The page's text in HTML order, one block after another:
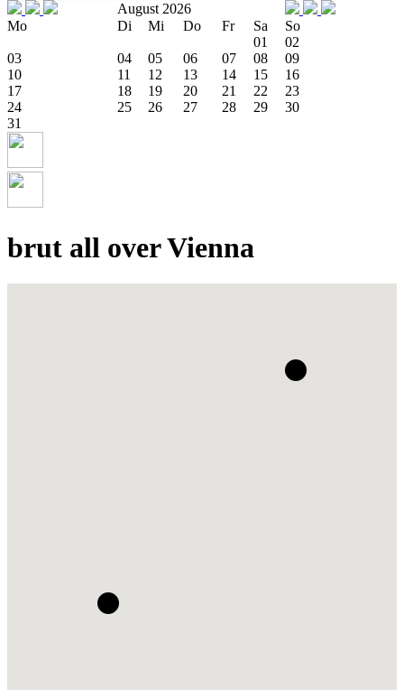
August 2026
Mo
Di Mi Do Fr Sa
So
01
02
03
04 05 06 07 08
09
10
11 12 13 14 15
16
17
18 19 20 21 22
23
24
25 26 27 28 29
30
31
brut all over Vienna